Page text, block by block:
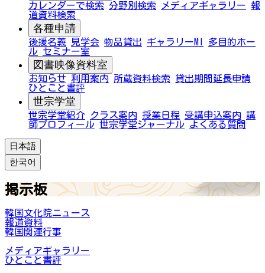
カレンダーで検索 分野別検索 メディアギャラリー 報
道資料検索
各種申請
後援名義 見学会 物品貸出 ギャラリーMI
多目的ホー
ル セミナー室
図書映像資料室
お知らせ 利用案内 所蔵資料検索
貸出期間延長申請
ひとこと書評
世宗学堂
世宗学堂紹介 クラス案内 授業日程 受講申込案内 講
師プロフィール 世宗学堂ジャーナル よくある質問
日本語
한국어
掲示板
韓国文化院ニュース
報道資料
韓国関連行事
メディアギャラリー
ひとこと書評